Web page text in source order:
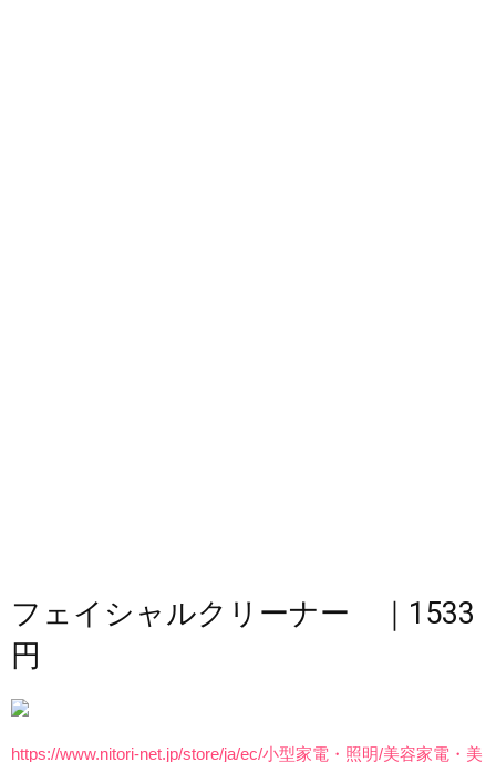
フェイシャルクリーナー ｜1533
円
https://www.nitori-net.jp/store/ja/ec/小型家電・照明/美容家電・美